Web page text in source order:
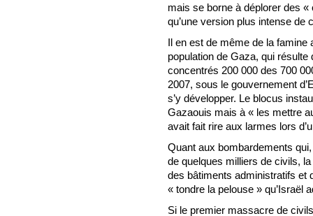
mais se borne à déplorer des «
qu’une version plus intense de
Il en est de même de la famine
population de Gaza, qui résulte
concentrés 200 000 des 700
2007, sous le gouvernement
s’y développer. Le blocus
Gazaouis mais à « les mettre
avait fait rire aux larmes lors
Quant aux bombardements
de quelques milliers de civils,
des bâtiments administratifs et
« tondre la pelouse » qu’Israël
Si le premier massacre de